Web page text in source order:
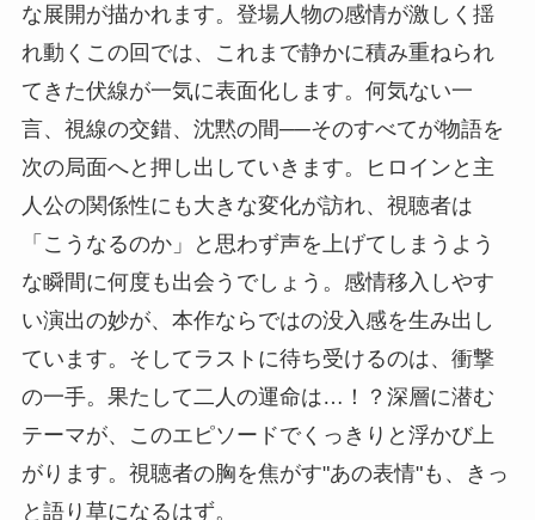
な展開が描かれます。登場人物の感情が激しく揺
れ動くこの回では、これまで静かに積み重ねられ
てきた伏線が一気に表面化します。何気ない一
言、視線の交錯、沈黙の間──そのすべてが物語を
次の局面へと押し出していきます。ヒロインと主
人公の関係性にも大きな変化が訪れ、視聴者は
「こうなるのか」と思わず声を上げてしまうよう
な瞬間に何度も出会うでしょう。感情移入しやす
い演出の妙が、本作ならではの没入感を生み出し
ています。そしてラストに待ち受けるのは、衝撃
の一手。果たして二人の運命は…！？深層に潜む
テーマが、このエピソードでくっきりと浮かび上
がります。視聴者の胸を焦がす"あの表情"も、きっ
と語り草になるはず。